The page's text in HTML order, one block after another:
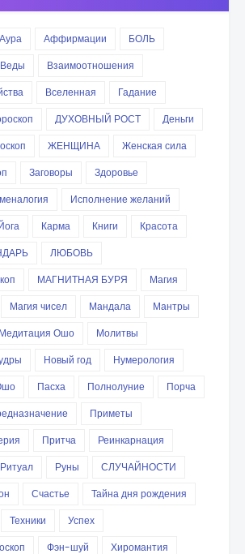
Аура Аффирмации
БОЛЬ
Веды
Взаимоотношения
Вселенная
Гадание
ДУХОВНЫЙ РОСТ
Деньги
ЖЕНЩИНА
Женская сила
Заговоры
Здоровье
Исполнение желаний
Карма Книги
Красота
ЛЮБОВЬ
МАГНИТНАЯ БУРЯ
Магия
Магия чисел Мандала
Мантры
Медитация Ошо
Молитвы
Новый год
Нумерология
Пасха Полнолуние
Порча
Приметы
Притча
Реинкарнация
Ритуал Руны
СЛУЧАЙНОСТИ
Счастье
Тайна дня рождения
Техники
Успех
Фэн-шуй
Хиромантия